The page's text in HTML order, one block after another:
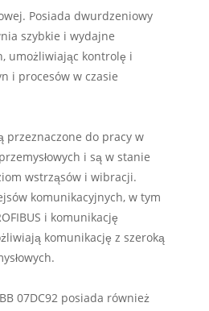
Posiada dwurdzeniowy
szybkie i wydajne
umożliwiając kontrolę i
i procesów w czasie
przeznaczone do pracy w
i są w stanie
wstrząsów i wibracji.
komunikacyjnych, w tym
i komunikację
komunikację z szeroką
07DC92 posiada również